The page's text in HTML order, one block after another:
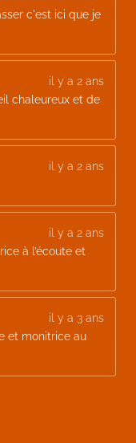
c'est ici que je
il y a 2 ans
chaleureux et de
il y a 2 ans
il y a 2 ans
à l’écoute et
il y a 3 ans
et monitrice au